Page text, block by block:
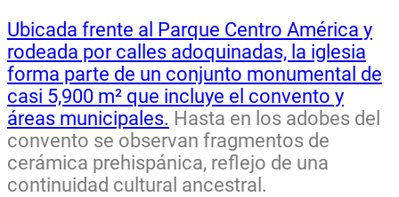
Ubicada frente al Parque Centro América y
rodeada por calles adoquinadas, la iglesia
forma parte de un conjunto monumental de
casi 5,900 m² que incluye el convento y
áreas municipales. Hasta en los adobes del
convento se observan fragmentos de
cerámica prehispánica, reflejo de una
continuidad cultural ancestral.